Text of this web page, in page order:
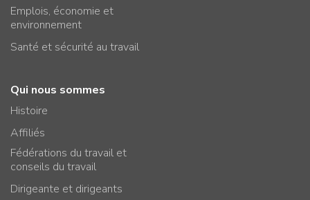
Emplois, économie et
environnement
Santé et sécurité au travail
Qui nous sommes
Histoire
Affiliés
Fédérations du travail et
conseils du travail
Dirigeante et dirigeants